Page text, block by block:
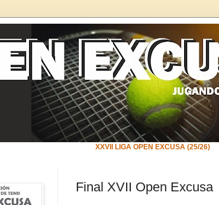
XXVII LIGA OPEN EXCUSA (25/26)
Final XVII Open Excusa